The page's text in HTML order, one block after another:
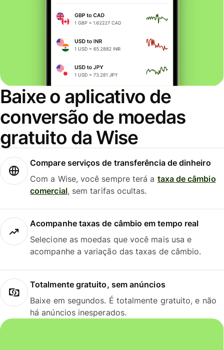
Baixe o aplicativo de
conversão de moedas
gratuito da Wise
Compare serviços de transferência de dinheiro
Com a Wise, você sempre terá a taxa de câmbio
comercial, sem tarifas ocultas.
Acompanhe taxas de câmbio em tempo real
Selecione as moedas que você mais usa e
acompanhe a variação das taxas de câmbio.
Totalmente gratuito, sem anúncios
Baixe em segundos. É totalmente gratuito, e não
há anúncios inesperados.